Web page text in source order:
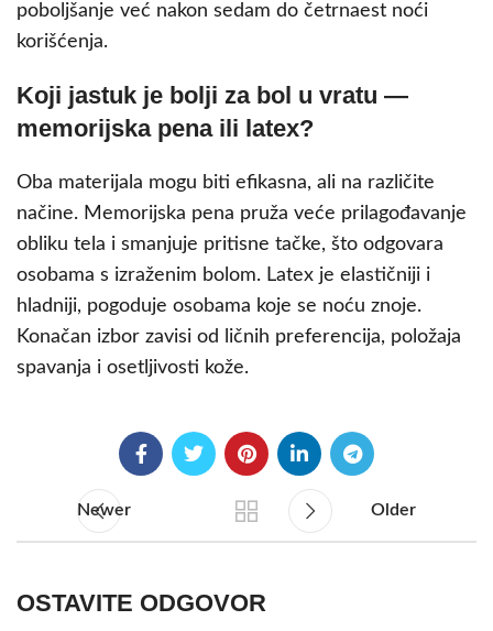
poboljšanje već nakon sedam do četrnaest noći
korišćenja.
Koji jastuk je bolji za bol u vratu —
memorijska pena ili latex?
Oba materijala mogu biti efikasna, ali na različite
načine. Memorijska pena pruža veće prilagođavanje
obliku tela i smanjuje pritisne tačke, što odgovara
osobama s izraženim bolom. Latex je elastičniji i
hladniji, pogoduje osobama koje se noću znoje.
Konačan izbor zavisi od ličnih preferencija, položaja
spavanja i osetljivosti kože.
Newer Older
OSTAVITE ODGOVOR